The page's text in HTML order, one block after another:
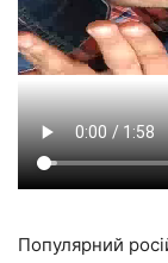
Популярний